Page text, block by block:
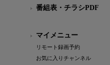
番組表・チラシPDF
マイメニュー
リモート録画予約
お気に入りチャンネル